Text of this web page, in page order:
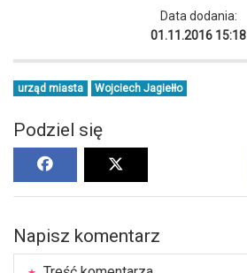
Data dodania:
01.11.2016 15:18
urząd miasta Wojciech Jagiełło
Podziel się
Napisz komentarz